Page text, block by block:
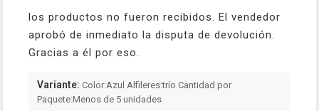
los productos no fueron recibidos. El vendedor
aprobó de inmediato la disputa de devolución.
Gracias a él por eso.
Variante: Color:Azul Alfileres:trío Cantidad por
Paquete:Menos de 5 unidades